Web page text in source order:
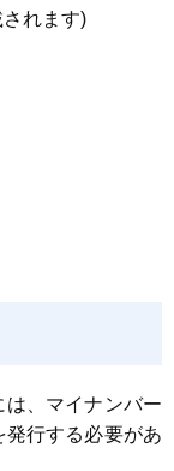
れます)
、マイナンバー
発行する必要があ